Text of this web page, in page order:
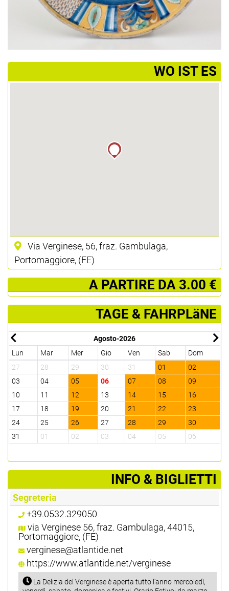
­WO IST ES
Via Verginese, 56, fraz. Gambulaga,
Portomaggiore, (FE)
­ A PARTIRE DA 3.00 €
TAGE & FAHRPLäNE
Agosto-2026
Lun
Mar Mer Gio Ven Sab
Dom
27
28 29 30 31 01
02
03
04 05 06 07 08
09
10
11 12 13 14 15
16
17
18 19 20 21 22
23
24
25 26 27 28 29
30
31
01 02 03 04 05 06
­INFO & BIGLIETTI
Segreteria
+39.0532.329050
via Verginese 56, fraz. Gambulaga, 44015,
Portomaggiore, (FE)
verginese@atlantide.net
https://www.atlantide.net/verginese
La Delizia del Verginese è aperta tutto l'anno mercoledì,